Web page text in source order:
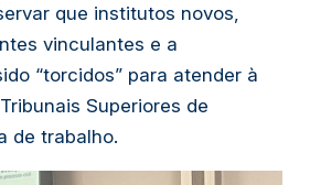
que institutos novos,
vinculantes e a
“torcidos” para atender à
Superiores de
de trabalho.